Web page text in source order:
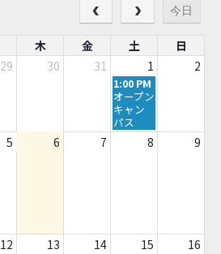
今日
木 金 土
日
29 30 31 1 2
土
曜
日,
8
月
1:00 PM
オープン
キャン
パス
5 6 7 8 9
12 13 14 15 16